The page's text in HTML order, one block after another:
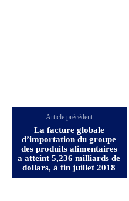
Article précédent
La facture globale
d’importation du groupe
des produits alimentaires
a atteint 5,236 milliards de
dollars, à fin juillet 2018